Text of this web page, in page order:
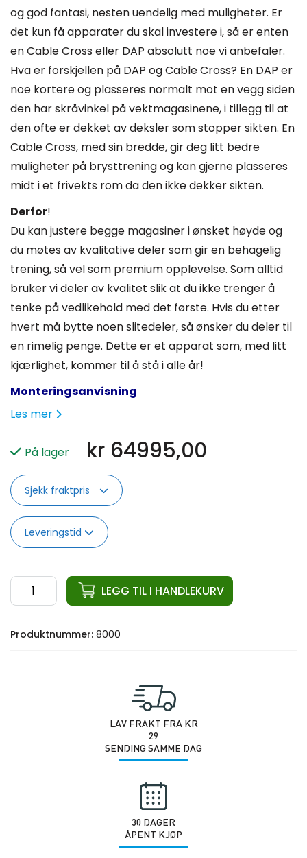
og god fantasi, nesten uendelig med muligheter. Er
det kun få apparater du skal investere i, så er enten
en Cable Cross eller DAP absolutt noe vi anbefaler.
Hva er forskjellen på DAP og Cable Cross? En DAP er
noe kortere og plasseres normalt mot en vegg siden
den har skråvinkel på vektmagasinene, i tillegg til at
den ofte er dekket av deksler som stopper sikten. En
Cable Cross, med sin bredde, gir deg litt bedre
muligheter på brysttrening og kan gjerne plasseres
midt i et frivekts rom da den ikke dekker sikten.
Derfor!
Du kan justere begge magasiner i ønsket høyde og
du møtes av kvalitative deler som gir en behagelig
trening, så vel som premium opplevelse. Som alltid
bruker vi deler av kvalitet slik at du ikke trenger å
tenke på vedlikehold med det første. Hvis du etter
hvert må bytte noen slitedeler, så ønsker du deler til
en rimelig penge. Dette er et apparat som, med litt
kjærlighet, kommer til å stå i alle år!
Monteringsanvisning
Les mer
På lager kr 64995,00
Sjekk fraktpris
Leveringstid
ata
Cable
Over
LEGG TIL I HANDLEKURV
Produktnummer: 8000
LAV FRAKT FRA KR
29
SENDING SAMME DAG
30 DAGER
ÅPENT KJØP